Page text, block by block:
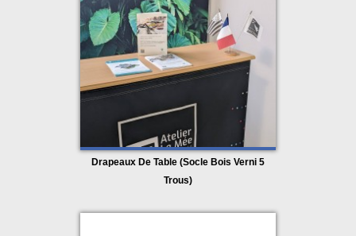
Les couleurs bleu, blanc et rouge sont nettes et
équilibrées, assurant une lisibilité immédiate et
conforme aux usages républicains.
Finitions soignées et accessoires
La qualité d’une écharpe protocolaire repose
également sur ses détails de finition, essentiels lors
des événements officiels.
Drapeaux De Table (Socle Bois Verni 5
Trous)